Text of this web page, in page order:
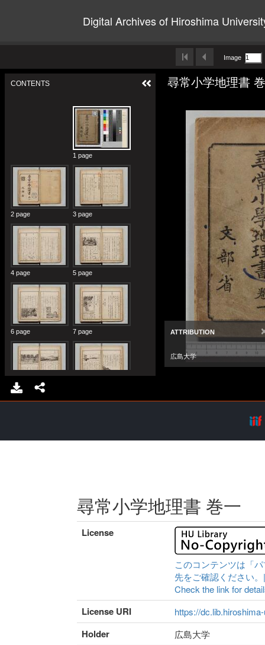
Digital Archives of Hiroshima
尋常小学地理書 巻一
License
このコンテンツは「
先をご確認ください
Check the link for
License URI https://
Holder 広島大学